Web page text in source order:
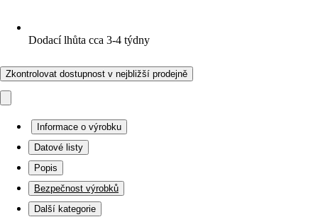
Dodací lhůta cca 3-4 týdny
Zkontrolovat dostupnost v nejbližší prodejně
Informace o výrobku
Datové listy
Popis
Bezpečnost výrobků
Další kategorie